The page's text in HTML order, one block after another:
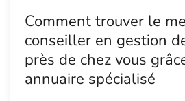
Comment trouver le
conseiller en gestion
près de chez vous
annuaire spécialisé